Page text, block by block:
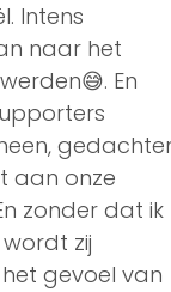
Intens
naar het
En
aan onze
zonder dat ik
zij
gevoel van